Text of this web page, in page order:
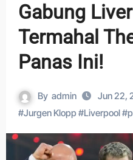
Gabung
Termahal
Panas Ini!
By admin Jun 22,
#Jurgen Klopp#Liverpool#